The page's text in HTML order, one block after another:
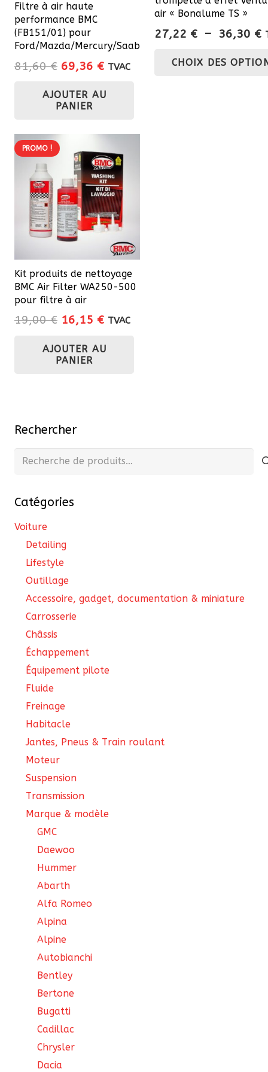
Filtre à air haute
performance BMC
(FB151/01) pour
Ford/Mazda/Mercury/Saab
81,60€ Le
initial
était :
69,36 €Le
actuel
TVAC
AJOUTER AU
PANIER
air « Bonalume TS »
27,22 € – 36,30 €
CHOIX DES
PROMO !
Kit produits de nettoyage
BMC Air Filter WA250-500
pour filtre à air
19,00€ Le
initial
était :
16,15 €Le
actuel
TVAC
AJOUTER AU
PANIER
Rechercher
Recherche
Catégories
Voiture
Detailing
Lifestyle
Outillage
Accessoire, gadget, documentation & miniature
Carrosserie
Châssis
Échappement
Équipement pilote
Fluide
Freinage
Habitacle
Jantes, Pneus & Train roulant
Moteur
Suspension
Transmission
Marque & modèle
GMC
Daewoo
Hummer
Abarth
Alfa Romeo
Alpina
Alpine
Autobianchi
Bentley
Bertone
Bugatti
Cadillac
Chrysler
Dacia